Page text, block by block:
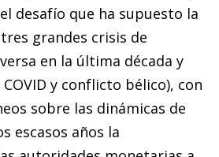
desafío que ha supuesto la
grandes crisis de
en la última década y
y conflicto bélico), con
sobre las dinámicas de
escasos años la